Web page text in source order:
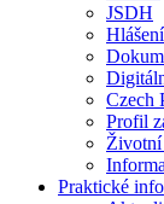
JSDH
Czech
Profil
Životní
Praktické info